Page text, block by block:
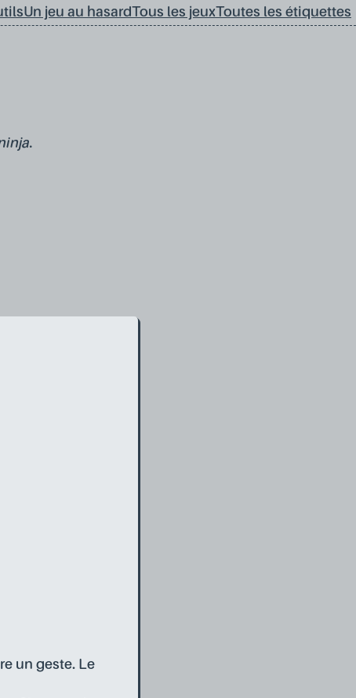
Un jeu au hasardTous les jeuxToutes les étiquettes
un geste. Le